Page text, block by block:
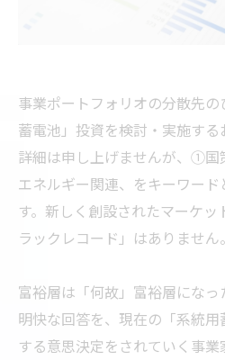
事業ポートフォリオの分散先
蓄電池」投資を検討・実施する
詳細は申し上げませんが、①
エネルギー関連、をキーワー
す。新しく創設されたマーケッ
ラックレコード」はありません。
富裕層は「何故」富裕層にな
明快な回答を、現在の「系統
する意思決定をされていく事業